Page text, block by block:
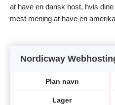
at have en dansk host, hvis
mest mening at have en
Nordicway
Plan navn
Lager